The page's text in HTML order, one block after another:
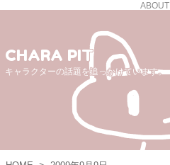
ABOUT
CHARA PIT
キャラクターの話題を追っかけています。